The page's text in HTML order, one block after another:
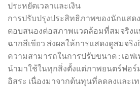
ประหยัดเวลาและเงิน
การปรับปรุงประสิทธิภาพของนักแสด
ตอบสนองต่อสภาพแวดล้อมที่สมจริง
ฉากสีเขียว ส่งผลให้การแสดงดูสมจริ
ความสามารถในการปรับขนาด : เอฟ
นำมาใช้ในทุกสิ่งตั้งแต่ภาพยนตร์ฟอ
อิสระ เนื่องมาจากต้นทุนที่ลดลงและเ